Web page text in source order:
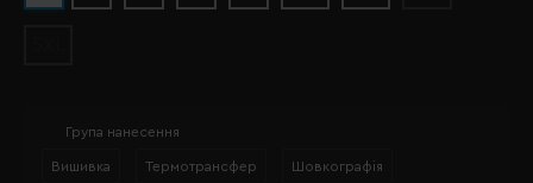
Група нанесення
Вишивка Термотрансфер Шовкографія